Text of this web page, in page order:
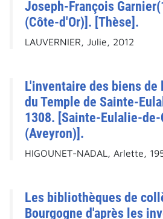
Joseph-François
(Côte-d'Or)]. [Thèse].
LAUVERNIER, Julie, 2012
L'inventaire des biens de
du Temple de Sainte-
1308. [Sainte-Eulalie-de-
(Aveyron)].
HIGOUNET-NADAL, Arlette,
Les bibliothèques de
Bourgogne d'après les